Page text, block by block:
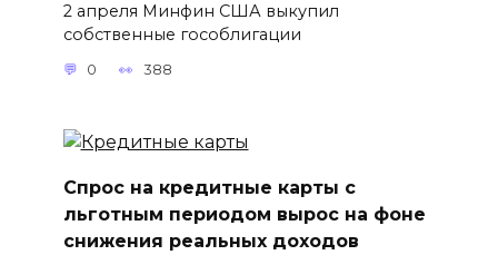
2 апреля Минфин США выкупил
собственные гособлигации
0 388
Спрос на кредитные карты с
льготным периодом вырос на фоне
снижения реальных доходов